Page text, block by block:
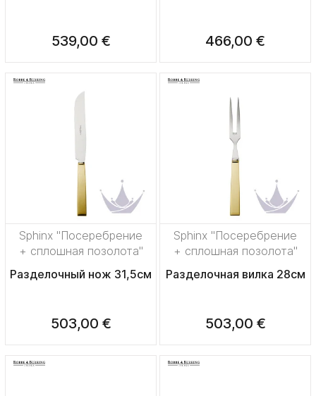
539,00 € 466,00 €
Sphinx "Посеребрение
+ сплошная позолота"
Разделочный нож 31,5см
503,00 €
Sphinx "Посеребрение
+ сплошная позолота"
Разделочная вилка 28см
503,00 €